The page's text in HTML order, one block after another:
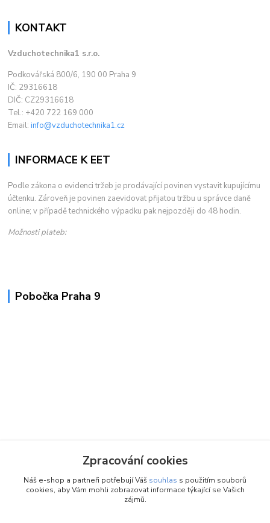
KONTAKT
Vzduchotechnika1 s.r.o.
Podkovářská 800/6, 190 00 Praha 9
IČ: 29316618
DIČ: CZ29316618
Tel.: +420 722 169 000
Email:info@vzduchotechnika1.cz
INFORMACE K EET
Podle zákona o evidenci tržeb je prodávající povinen vystavit kupujícímu
účtenku. Zároveň je povinen zaevidovat přijatou tržbu u správce daně
online; v případě technického výpadku pak nejpozději do 48 hodin.
Možnosti plateb:
Pobočka Praha 9
Zpracování cookies
Náš e-shop a partneři potřebují Váš souhlas s použitím souborů
cookies, aby Vám mohli zobrazovat informace týkající se Vašich
zájmů.